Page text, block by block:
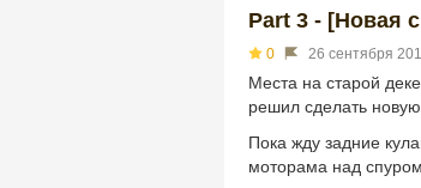
Part 3 - [Новая
0 26 сентября
Места на старой
решил сделать новую.
Пока жду задние
моторама над спуром.